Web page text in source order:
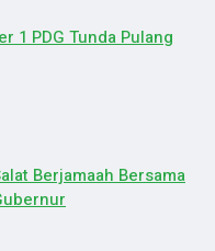
1 PDG Tunda Pulang
Berjamaah Bersama